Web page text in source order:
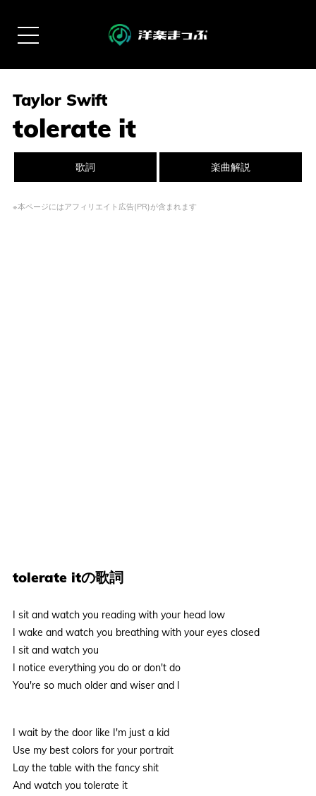
Taylor Swift
tolerate it
歌詞 楽曲解説
※本ページにはアフィリエイト広告(PR)が含まれます
tolerate itの歌詞
I sit and watch you reading with your head low
I wake and watch you breathing with your eyes closed
I sit and watch you
I notice everything you do or don't do
You're so much older and wiser and I
I wait by the door like I'm just a kid
Use my best colors for your portrait
Lay the table with the fancy shit
And watch you tolerate it